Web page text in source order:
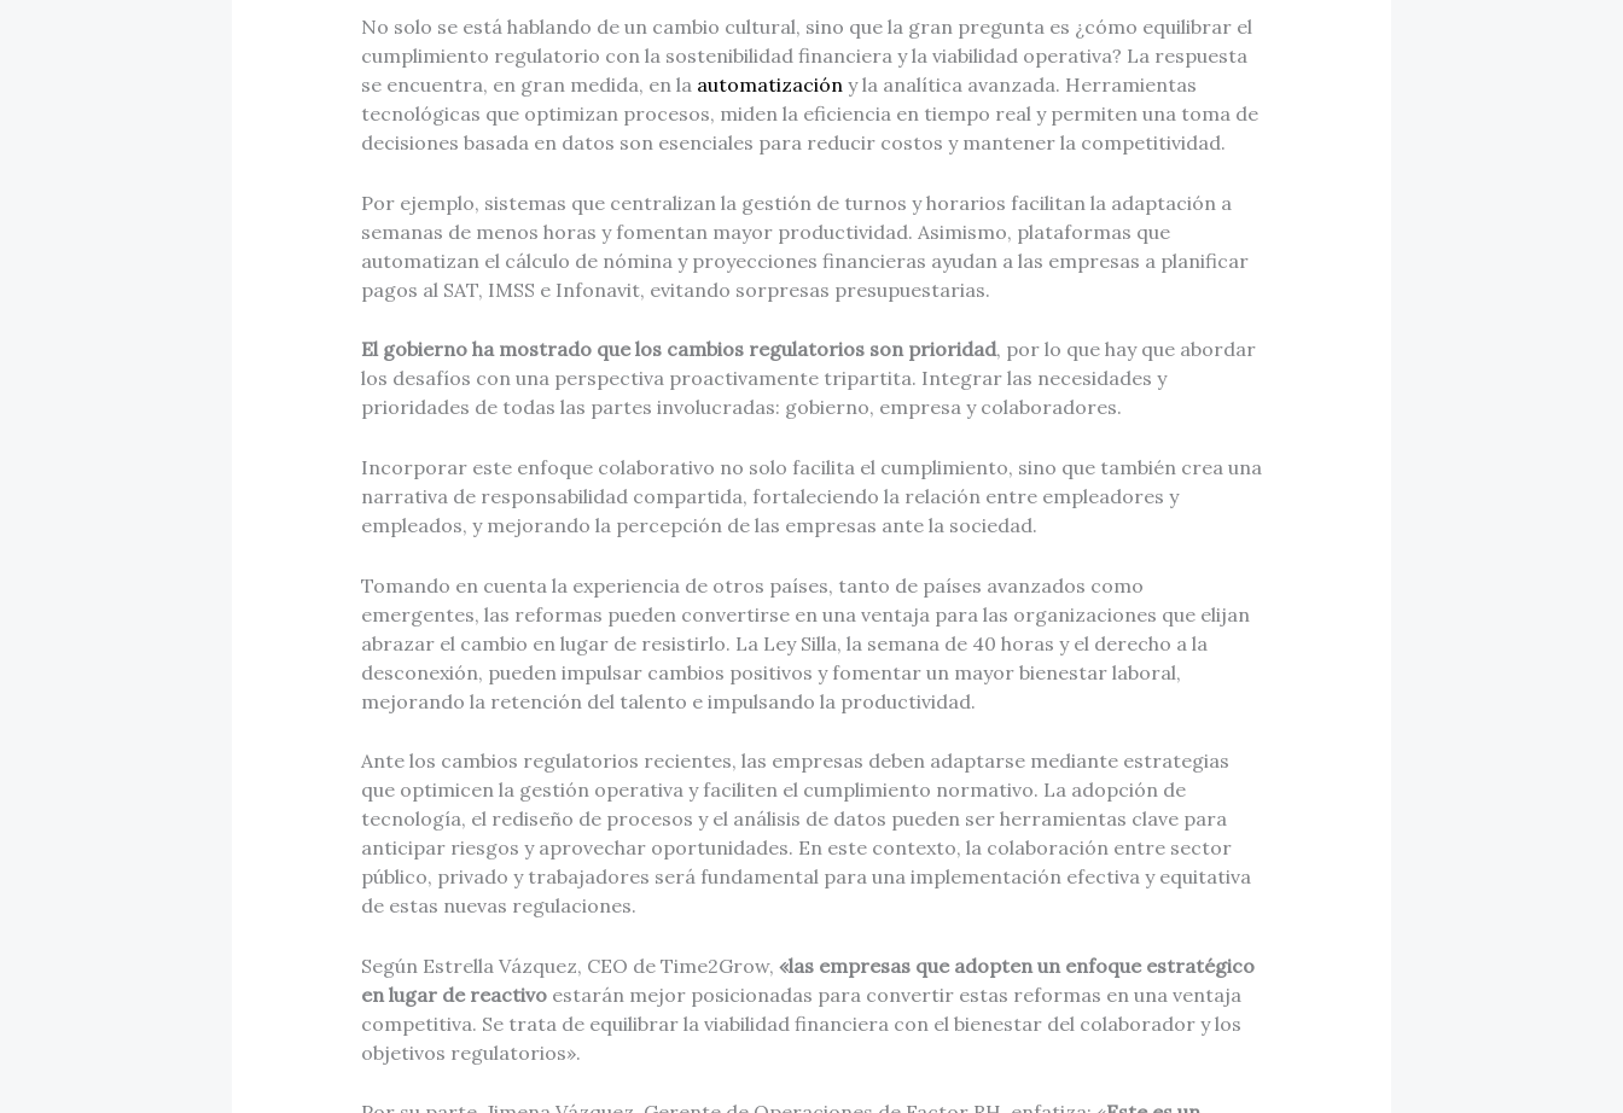
No solo se está hablando de un cambio cultural, sino que la gran pregunta es ¿cómo equilibrar el
cumplimiento regulatorio con la sostenibilidad financiera y la viabilidad operativa? La respuesta
se encuentra, en gran medida, en la automatizacióny la analítica avanzada. Herramientas
tecnológicas que optimizan procesos, miden la eficiencia en tiempo real y permiten una toma de
decisiones basada en datos son esenciales para reducir costos y mantener la competitividad.
Por ejemplo, sistemas que centralizan la gestión de turnos y horarios facilitan la adaptación a
semanas de menos horas y fomentan mayor productividad. Asimismo, plataformas que
automatizan el cálculo de nómina y proyecciones financieras ayudan a las empresas a planificar
pagos al SAT, IMSS e Infonavit, evitando sorpresas presupuestarias.
El gobierno ha mostrado que los cambios regulatorios son prioridad, por lo que hay que abordar
los desafíos con una perspectiva proactivamente tripartita. Integrar las necesidades y
prioridades de todas las partes involucradas: gobierno, empresa y colaboradores.
Incorporar este enfoque colaborativo no solo facilita el cumplimiento, sino que también crea una
narrativa de responsabilidad compartida, fortaleciendo la relación entre empleadores y
empleados, y mejorando la percepción de las empresas ante la sociedad.
Tomando en cuenta la experiencia de otros países, tanto de países avanzados como
emergentes, las reformas pueden convertirse en una ventaja para las organizaciones que elijan
abrazar el cambio en lugar de resistirlo. La Ley Silla, la semana de 40 horas y el derecho a la
desconexión, pueden impulsar cambios positivos y fomentar un mayor bienestar laboral,
mejorando la retención del talento e impulsando la productividad.
Ante los cambios regulatorios recientes, las empresas deben adaptarse mediante estrategias
que optimicen la gestión operativa y faciliten el cumplimiento normativo. La adopción de
tecnología, el rediseño de procesos y el análisis de datos pueden ser herramientas clave para
anticipar riesgos y aprovechar oportunidades. En este contexto, la colaboración entre sector
público, privado y trabajadores será fundamental para una implementación efectiva y equitativa
de estas nuevas regulaciones.
Según Estrella Vázquez, CEO de Time2Grow, «las empresas que adopten un enfoque estratégico
en lugar de reactivo estarán mejor posicionadas para convertir estas reformas en una ventaja
competitiva. Se trata de equilibrar la viabilidad financiera con el bienestar del colaborador y los
objetivos regulatorios».